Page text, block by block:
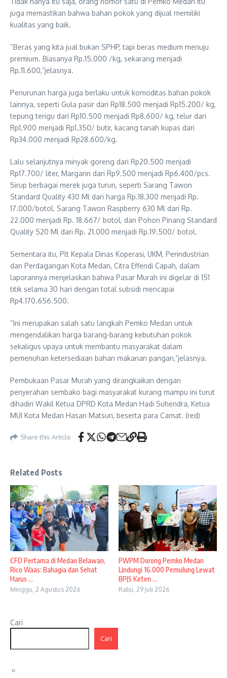
juga memastikan bahwa bahan pokok yang dijual memiliki
kualitas yang baik.
“Beras yang kita jual bukan SPHP, tapi beras medium menuju
premium. Biasanya Rp.15.000 /kg, sekarang menjadi
Rp.11.600,”jelasnya.
Penurunan harga juga berlaku untuk komoditas bahan pokok
lainnya, seperti Gula pasir dari Rp18.500 menjadi Rp15.200/ kg,
tepung terigu dari Rp10.500 menjadi Rp8.600/ kg, telur dari
Rp1.900 menjadi Rp1.350/ butir, kacang tanah kupas dari
Rp34.000 menjadi Rp28.600/kg.
Lalu selanjutnya minyak goreng dari Rp20.500 menjadi
Rp17.700/ liter, Margarin dari Rp9.500 menjadi Rp6.400/pcs.
Sirup berbagai merek juga turun, seperti Sarang Tawon
Standard Quality 430 Ml dari harga Rp.18.300 menjadi Rp.
17.000/botol, Sarang Tawon Raspberry 630 Ml dari Rp.
22.000 menjadi Rp. 18.667/ botol, dan Pohon Pinang Standard
Quality 520 Ml dari Rp. 21.000 menjadi Rp.19.500/ botol.
Sementara itu, Plt Kepala Dinas Koperasi, UKM, Perindustrian
dan Perdagangan Kota Medan, Citra Effendi Capah, dalam
laporannya menjelaskan bahwa Pasar Murah ini digelar di 151
titik selama 30 hari dengan total subsidi mencapai
Rp4.170.656.500.
“Ini merupakan salah satu langkah Pemko Medan untuk
mengendalikan harga barang-barang kebutuhan pokok
sekaligus upaya untuk membantu masyarakat dalam
pemenuhan ketersediaan bahan makanan pangan,”jelasnya.
Pembukaan Pasar Murah yang dirangkaikan dengan
penyerahan sembako bagi masyarakat kurang mampu ini turut
dihadiri Wakil Ketua DPRD Kota Medan Hadi Suhendra, Ketua
MUI Kota Medan Hasan Matsun, beserta para Camat. (red)
Share this Article
Related Posts
CFD Pertama di Medan Belawan,
Rico Waas: Bahagia dan Sehat
Harus ...
Minggu, 2 Agustus 2026
PWPM Dorong Pemko Medan
Lindungi 16.000 Pemulung Lewat
BPJS Keten ...
Rabu, 29 Juli 2026
Cari
Cari